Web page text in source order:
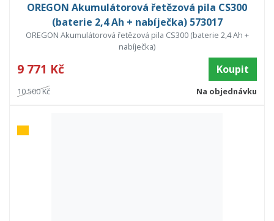
OREGON Akumulátorová řetězová pila CS300
(baterie 2,4 Ah + nabíječka) 573017
OREGON Akumulátorová řetězová pila CS300 (baterie 2,4 Ah +
nabíječka)
9 771 Kč Koupit
10 500 Kč Na objednávku